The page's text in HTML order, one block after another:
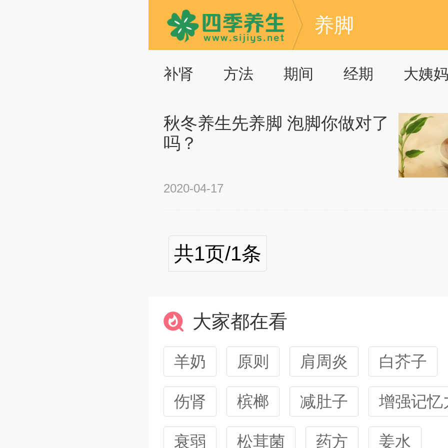
养脚
补肾 方法 期间 经期 大姨妈
秋冬养生先养脚 泡脚你做对了
吗？
2020-04-17
共1页/1条
大家都在看
羊奶 原则 肩周炎 白芥子
伤肾 槟榔 减肚子 增强记忆
衰弱 松茸菌 药方 姜水